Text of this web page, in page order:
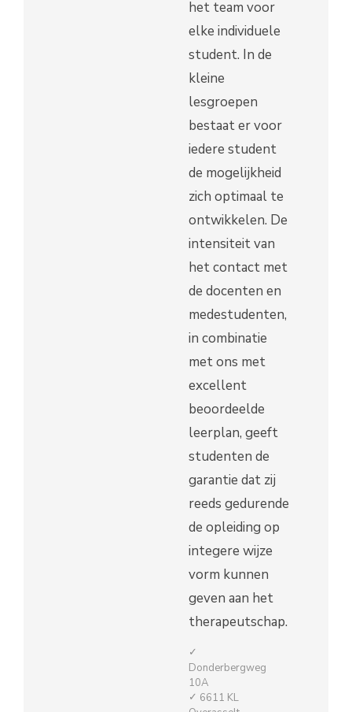
het team voor
elke individuele
student. In de
kleine
lesgroepen
bestaat er voor
iedere student
de mogelijkheid
zich optimaal te
ontwikkelen. De
intensiteit van
het contact met
de docenten en
medestudenten,
in combinatie
met ons met
excellent
beoordeelde
leerplan, geeft
studenten de
garantie dat zij
reeds gedurende
de opleiding op
integere wijze
vorm kunnen
geven aan het
therapeutschap.
Donderbergweg
10A
6611 KL